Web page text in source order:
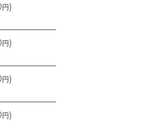
)
)
)
)